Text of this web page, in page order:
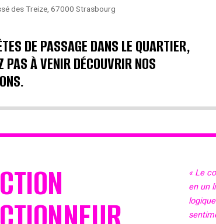
des Treize, 67000 Strasbourg
DE PASSAGE DANS LE QUARTIER,
PAS À VENIR DÉCOUVRIR NOS
« Le
en un